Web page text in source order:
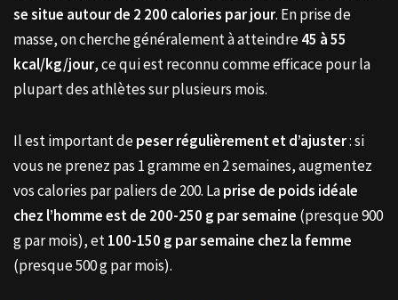
se situe autour de 2 200 calories par jour. En prise de
masse, on cherche généralement à atteindre45 à 55
kcal/kg/jour, ce qui est reconnu comme efficace pour la
plupart des athlètes sur plusieurs mois.
Il est important depeser régulièrement et d’ajuster: si
vous ne prenez pas 1 gramme en 2 semaines, augmentez
vos calories par paliers de 200. Laprise de poids idéale
chez l’homme est de 200-250 g par semaine (presque 900
g par mois), et100-150 g par semaine chez la femme
(presque 500 g par mois).